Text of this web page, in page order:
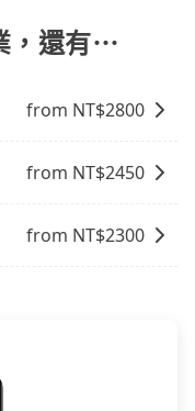
掌握交通開支。
，還有⋯
from NT$2800
from NT$2450
from NT$2300